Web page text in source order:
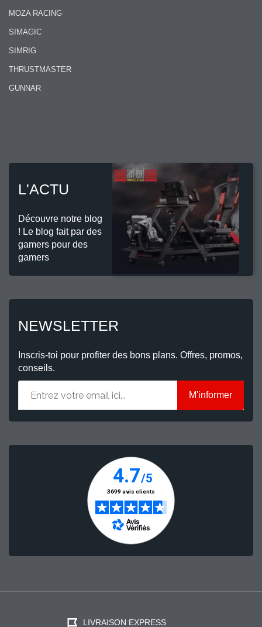
MOZA RACING
SIMAGIC
SIMRIG
THRUSTMASTER
GUNNAR
L'ACTU
Découvre notre blog
! Le blog fait par des
gamers pour des
gamers
NEWSLETTER
Inscris-toi pour profiter des bons plans. Offres, promos,
conseils.
M'informer
LIVRAISON EXPRESS